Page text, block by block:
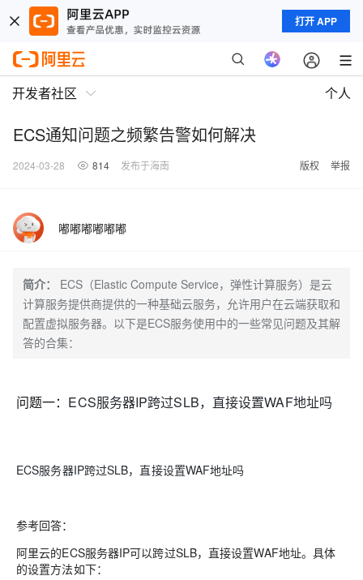
打开 APP
开发者社区 个人
ECS通知问题之频繁告警如何解决
2024-03-28 814 发布于海南 版权 举报
嘟嘟嘟嘟嘟嘟
简介：
ECS（Elastic Compute Service，弹性计算服务）是云
计算服务提供商提供的一种基础云服务，允许用户在云端获取和
配置虚拟服务器。以下是ECS服务使用中的一些常见问题及其解
答的合集：
问题一： ECS服务器IP跨过SLB，直接设置WAF地址吗
ECS服务器IP跨过SLB，直接设置WAF地址吗
参考回答：
阿里云的ECS服务器IP可以跨过SLB，直接设置WAF地址。具体
的设置方法如下：